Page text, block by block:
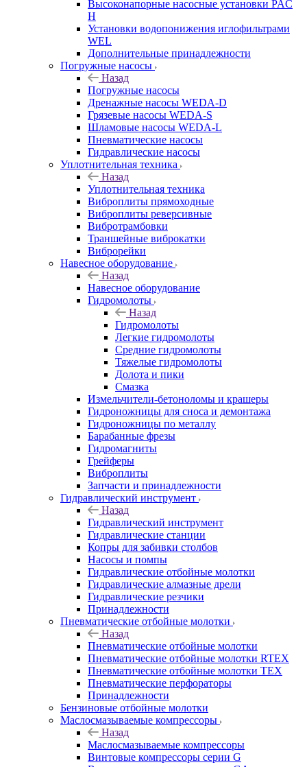
Высоконапорные насосные установки PAC
H
Установки водопонижения иглофильтрами
WEL
Дополнительные принадлежности
Погружные насосы
Назад
Погружные насосы
Дренажные насосы WEDA-D
Грязевые насосы WEDA-S
Шламовые насосы WEDA-L
Пневматические насосы
Гидравлические насосы
Уплотнительная техника
Назад
Уплотнительная техника
Виброплиты прямоходные
Виброплиты реверсивные
Вибротрамбовки
Траншейные виброкатки
Виброрейки
Навесное оборудование
Назад
Навесное оборудование
Гидромолоты
Назад
Гидромолоты
Легкие гидромолоты
Средние гидромолоты
Тяжелые гидромолоты
Долота и пики
Смазка
Измельчители-бетоноломы и крашеры
Гидроножницы для сноса и демонтажа
Гидроножницы по металлу
Барабанные фрезы
Гидромагниты
Грейферы
Виброплиты
Запчасти и принадлежности
Гидравлический инструмент
Назад
Гидравлический инструмент
Гидравлические станции
Копры для забивки столбов
Насосы и помпы
Гидравлические отбойные молотки
Гидравлические алмазные дрели
Гидравлические резчики
Принадлежности
Пневматические отбойные молотки
Назад
Пневматические отбойные молотки
Пневматические отбойные молотки RTEX
Пневматические отбойные молотки TEX
Пневматические перфораторы
Принадлежности
Бензиновые отбойные молотки
Маслосмазываемые компрессоры
Назад
Маслосмазываемые компрессоры
Винтовые компрессоры серии G